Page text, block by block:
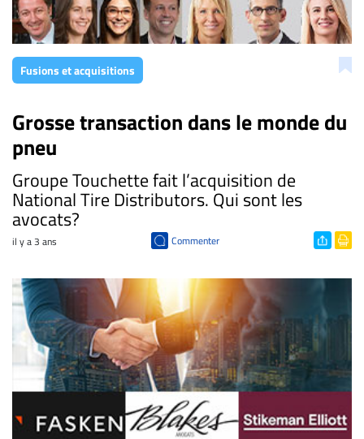
Fusions et acquisitions
Grosse transaction dans le monde du
pneu
Groupe Touchette fait l’acquisition de
National Tire Distributors. Qui sont les
avocats?
il y a 3 ans Commenter